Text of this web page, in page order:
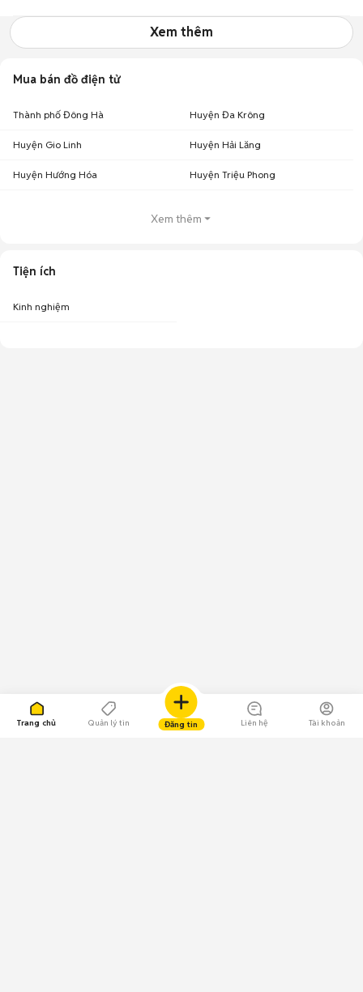
Trang chủ Quản lý tin Đăng tin Liên hệ Tài khoản
Xem thêm
Mua bán đồ điện tử
Thành phố Đông Hà Huyện Đa Krông
Huyện Gio Linh Huyện Hải Lăng
Huyện Hướng Hóa Huyện Triệu Phong
Xem thêm
Tiện ích
Kinh nghiệm